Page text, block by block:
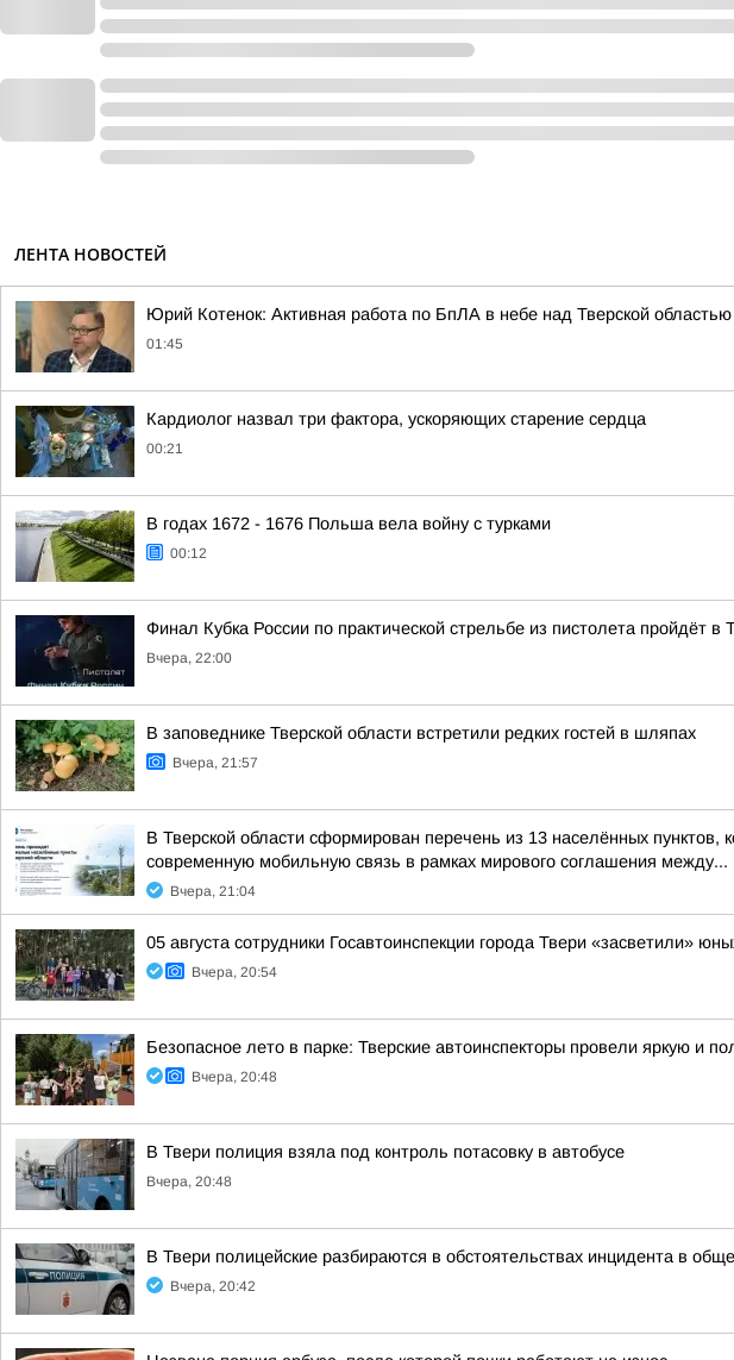
ЛЕНТА НОВОСТЕЙ
Юрий Котенок: Активная работа по БпЛА в небе над Тверской
01:45
Кардиолог назвал три фактора, ускоряющих старение сердца
00:21
В годах 1672 - 1676 Польша вела войну с турками
00:12
Финал Кубка России по практической стрельбе из пистолета пройдёт в
Вчера, 22:00
В заповеднике Тверской области встретили редких гостей в шляпах
Вчера, 21:57
В Тверской области сформирован перечень из 13 населённых
современную мобильную связь в рамках мирового соглашения между...
Вчера, 21:04
05 августа сотрудники Госавтоинспекции города Твери «засветили»
Вчера, 20:54
Безопасное лето в парке: Тверские автоинспекторы провели яркую и
Вчера, 20:48
В Твери полиция взяла под контроль потасовку в автобусе
Вчера, 20:48
В Твери полицейские разбираются в обстоятельствах инцидента в
Вчера, 20:42